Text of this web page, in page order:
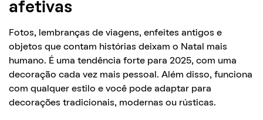
afetivas
Fotos, lembranças de viagens, enfeites antigos e
objetos que contam histórias deixam o Natal mais
humano. É uma tendência forte para 2025, com uma
decoração cada vez mais pessoal. Além disso, funciona
com qualquer estilo e você pode adaptar para
decorações tradicionais, modernas ou rústicas.